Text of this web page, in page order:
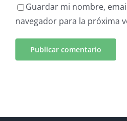
Guardar mi nombre,
navegador para la próxima